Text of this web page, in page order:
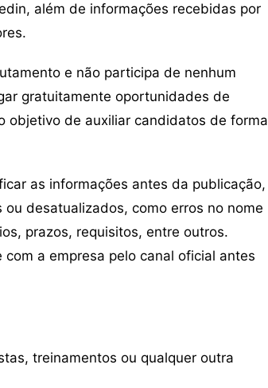
além de informações recebidas por
e não participa de nenhum
gratuitamente oportunidades de
objetivo de auxiliar candidatos de forma
as informações antes da publicação,
desatualizados, como erros no nome
prazos, requisitos, entre outros.
a empresa pelo canal oficial antes
treinamentos ou qualquer outra